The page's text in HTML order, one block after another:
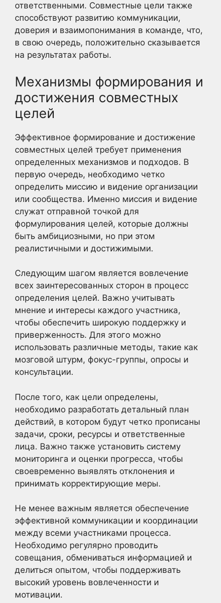
ответственными. Совместные цели также
способствуют развитию коммуникации,
доверия и взаимопонимания в команде, что,
в свою очередь, положительно сказывается
на результатах работы.
Механизмы формирования и
достижения совместных
целей
Эффективное формирование и достижение
совместных целей требует применения
определенных механизмов и подходов. В
первую очередь, необходимо четко
определить миссию и видение организации
или сообщества. Именно миссия и видение
служат отправной точкой для
формулирования целей, которые должны
быть амбициозными, но при этом
реалистичными и достижимыми.
Следующим шагом является вовлечение
всех заинтересованных сторон в процесс
определения целей. Важно учитывать
мнение и интересы каждого участника,
чтобы обеспечить широкую поддержку и
приверженность. Для этого можно
использовать различные методы, такие как
мозговой штурм, фокус-группы, опросы и
консультации.
После того, как цели определены,
необходимо разработать детальный план
действий, в котором будут четко прописаны
задачи, сроки, ресурсы и ответственные
лица. Важно также установить систему
мониторинга и оценки прогресса, чтобы
своевременно выявлять отклонения и
принимать корректирующие меры.
Не менее важным является обеспечение
эффективной коммуникации и координации
между всеми участниками процесса.
Необходимо регулярно проводить
совещания, обмениваться информацией и
делиться опытом, чтобы поддерживать
высокий уровень вовлеченности и
мотивации.